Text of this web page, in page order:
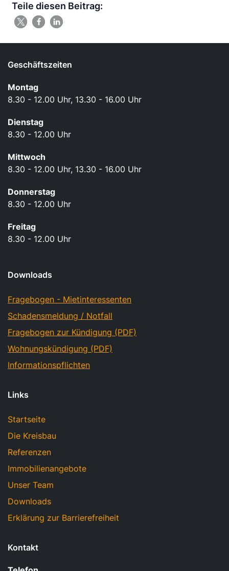
Teile diesen Beitrag:
Geschäftszeiten
Montag
8.30 - 12.00 Uhr, 13.30 - 16.00 Uhr
Dienstag
8.30 - 12.00 Uhr
Mittwoch
8.30 - 12.00 Uhr, 13.30 - 16.00 Uhr
Donnerstag
8.30 - 12.00 Uhr
Freitag
8.30 - 12.00 Uhr
Downloads
Fragebogen - Mietinteressenten
Schadensmeldung / Notfall
Fragebogen zur Kündigung (PDF)
Wohnungskündigung (PDF)
Informationspflichten
Links
Startseite
Die Kreisbau
Referenzen
Immobilienangebote
Unser Team
Downloads
Erklärung zur Barrierefreiheit
Kontakt